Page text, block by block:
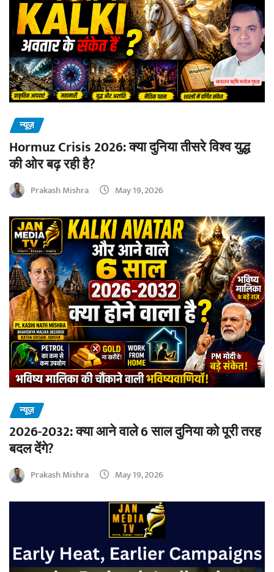
न्यूज़
Hormuz Crisis 2026: क्या दुनिया तीसरे विश्व युद्ध
की ओर बढ़ रही है?
Prakash Mishra May 19, 2026
न्यूज़
2026-2032: क्या आने वाले 6 साल दुनिया को पूरी तरह
बदल देंगे?
Prakash Mishra May 19, 2026